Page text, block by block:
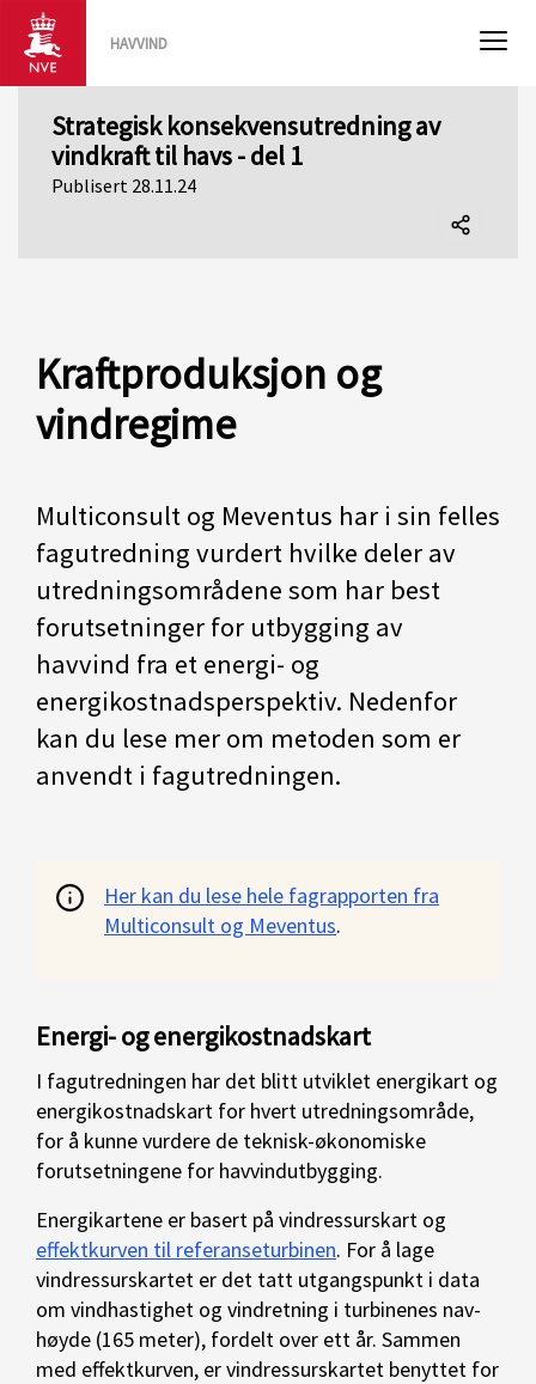
HAVVIND
Strategisk konsekvensutredning av
vindkraft til havs - del 1
Publisert 28.11.24
Kraftproduksjon og
vindregime
Multiconsult og Meventus har i sin felles
fagutredning vurdert hvilke deler av
utredningsområdene som har best
forutsetninger for utbygging av
havvind fra et energi- og
energikostnadsperspektiv. Nedenfor
kan du lese mer om metoden som er
anvendt i fagutredningen.
Her kan du lese hele fagrapporten fra
Multiconsult og Meventus.
Energi- og energikostnadskart
I fagutredningen har det blitt utviklet energikart og
energikostnadskart for hvert utredningsområde,
for å kunne vurdere de teknisk-økonomiske
forutsetningene for havvindutbygging.
Energikartene er basert på vindressurskart og
effektkurven til referanseturbinen. For å lage
vindressurskartet er det tatt utgangspunkt i data
om vindhastighet og vindretning i turbinenes nav-
høyde (165 meter), fordelt over ett år. Sammen
med effektkurven, er vindressurskartet benyttet for